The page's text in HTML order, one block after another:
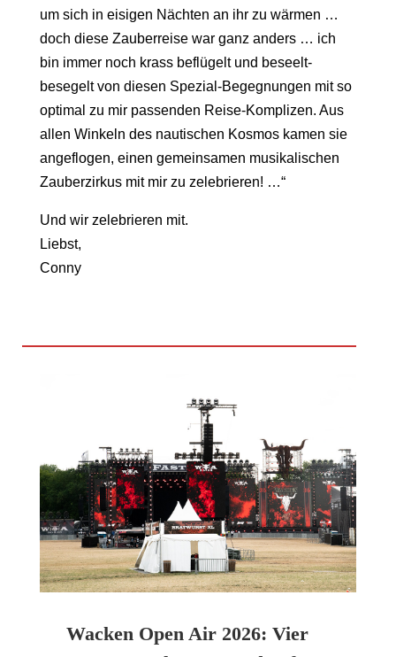
um sich in eisigen Nächten an ihr zu wärmen …
doch diese Zauberreise war ganz anders … ich
bin immer noch krass beflügelt und beseelt-
besegelt von diesen Spezial-Begegnungen mit so
optimal zu mir passenden Reise-Komplizen. Aus
allen Winkeln des nautischen Kosmos kamen sie
angeflogen, einen gemeinsamen musikalischen
Zauberzirkus mit mir zu zelebrieren! …“
Und wir zelebrieren mit.
Liebst,
Conny
Wacken Open Air 2026: Vier